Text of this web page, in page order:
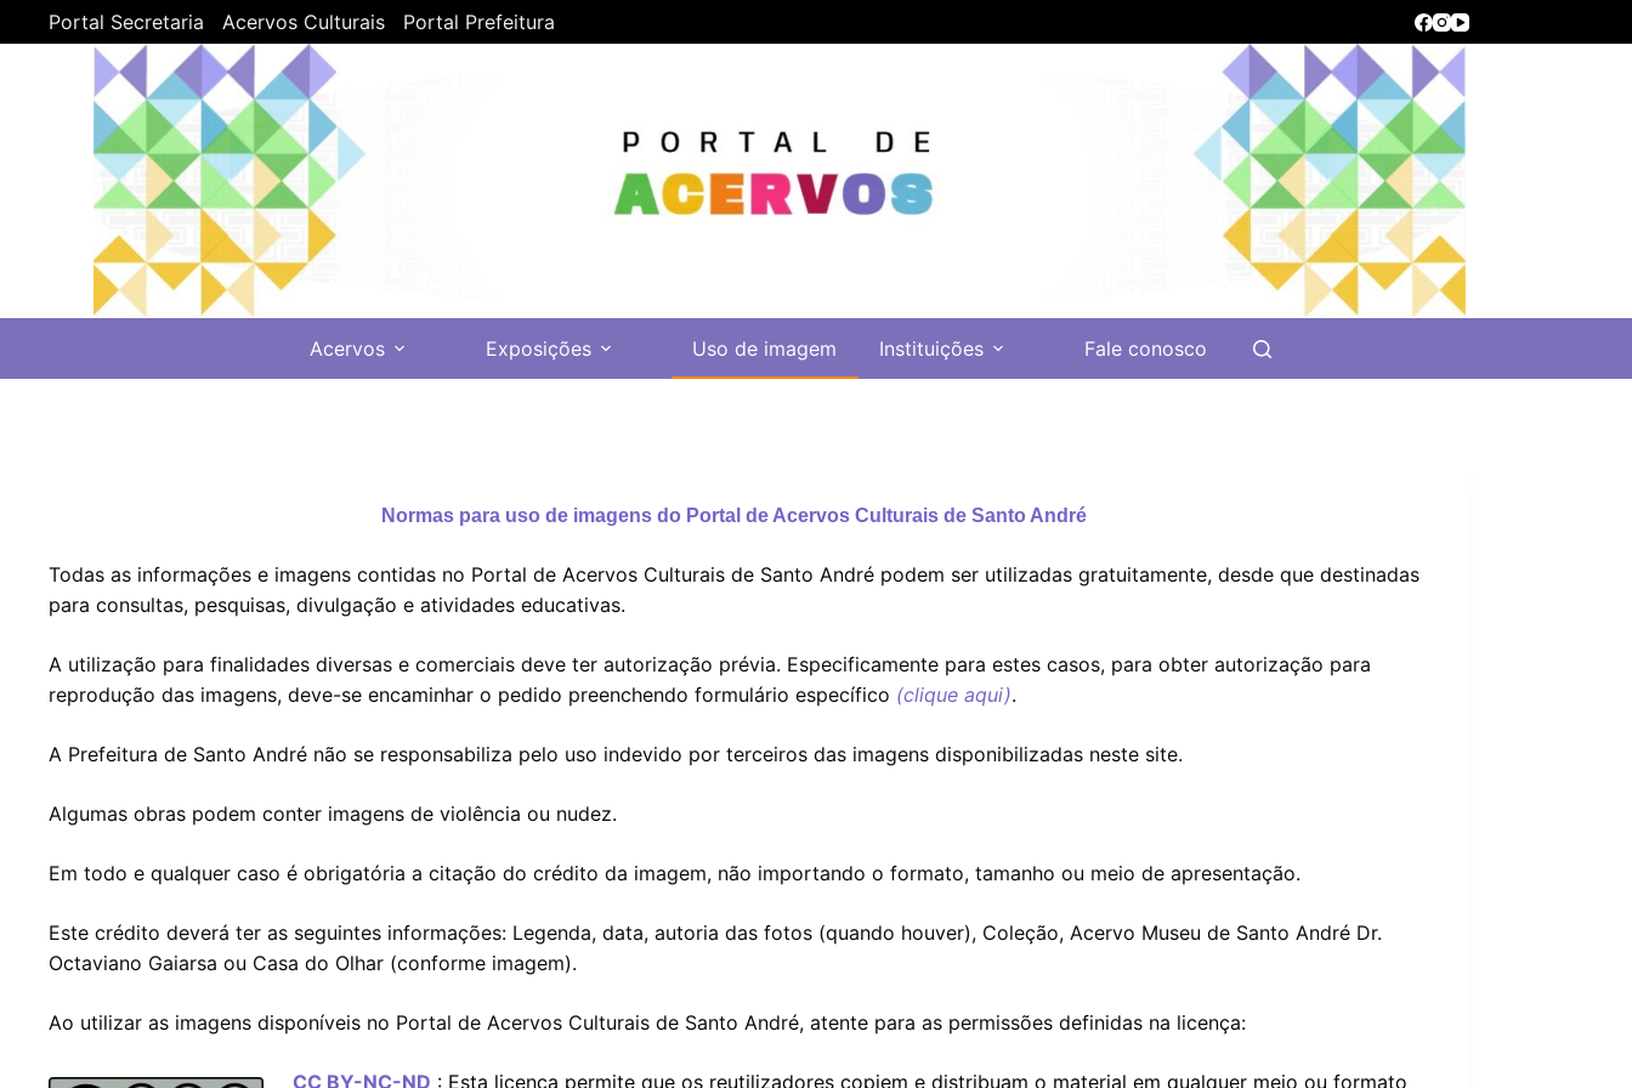
Portal Secretaria Acervos Culturais Portal Prefeitura
Acervos Exposições Uso de imagem Instituições Fale conosco
Normas para uso de imagens do Portal de Acervos Culturais de Santo André
Todas as informações e imagens contidas no Portal de Acervos Culturais de Santo André podem ser utilizadas gratuitamente, desde que destinadas
para consultas, pesquisas, divulgação e atividades educativas.
A utilização para finalidades diversas e comerciais deve ter autorização prévia. Especificamente para estes casos, para obter autorização para
reprodução das imagens, deve-se encaminhar o pedido preenchendo formulário específico (clique aqui).
A Prefeitura de Santo André não se responsabiliza pelo uso indevido por terceiros das imagens disponibilizadas neste site.
Algumas obras podem conter imagens de violência ou nudez.
Em todo e qualquer caso é obrigatória a citação do crédito da imagem, não importando o formato, tamanho ou meio de apresentação.
Este crédito deverá ter as seguintes informações: Legenda, data, autoria das fotos (quando houver), Coleção, Acervo Museu de Santo André Dr.
Octaviano Gaiarsa ou Casa do Olhar (conforme imagem).
Ao utilizar as imagens disponíveis no Portal de Acervos Culturais de Santo André, atente para as permissões definidas na licença:
CC BY-NC-ND : Esta licença permite que os reutilizadores copiem e distribuam o material em qualquer meio ou formato